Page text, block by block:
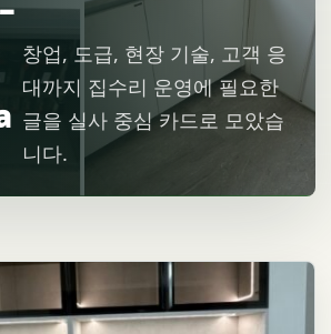
창업, 도급, 현장 기술, 고객 응
대까지 집수리 운영에 필요한
글을 실사 중심 카드로 모았습
니다.